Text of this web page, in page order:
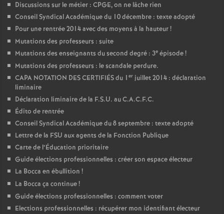
Discussions sur le métier : CPGE, on ne lâche rien
Conseil Syndical Académique du 10 décembre : texte adopté
Pour une rentrée 2014 avec des moyens à la hauteur!
Mutations des professeurs : suite
Mutations des enseignants du second degré : 3e épisode!
Mutations des professeurs : le scandale perdure.
CAPA NOTATION DES CERTIFIÉS du 1 er juillet 2014 : déclaration
liminaire
Déclaration liminaire de la F.S.U. au C.A.C.F.C.
Édito de rentrée
Conseil Syndical Académique du 8 septembre : texte adopté
Lettre de la FSU aux agents de la Fonction Publique
Carte de l’Éducation prioritaire
Guide élections professionnelles : créer son espace électeur
La Bocca en ébullition !
La Bocca ça continue!
Guide élections professionnelles : comment voter
Elections professionnelles : récupérer mon identifiant électeur